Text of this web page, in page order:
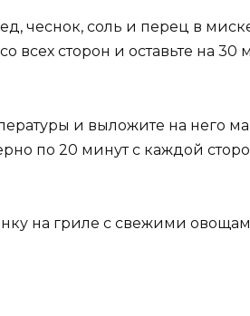
чеснок, соль и перец в
всех сторон и оставьте на 30
и выложите на него
по 20 минут с каждой
на гриле с свежими